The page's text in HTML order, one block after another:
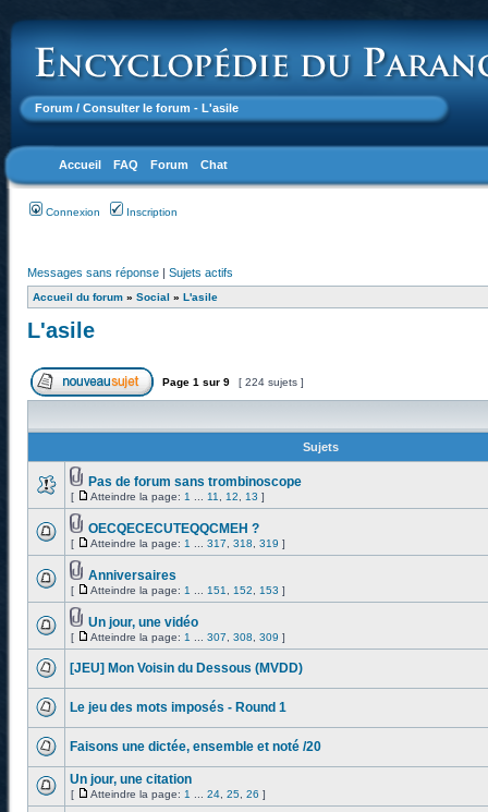
Forum / Consulter le forum - L'asile
Accueil FAQ Forum Chat
Connexion Inscription
Messages sans réponse | Sujets actifs
Accueil du forum » Social » L'asile
L'asile
Page 1 sur 9 [ 224 sujets ]
Sujets
Pas de forum sans trombinoscope
[ Atteindre la page: 1 11 12 13 ]
OECQECECUTEQQCMEH ?
[ Atteindre la page: 1 317 318 319 ]
Anniversaires
[ Atteindre la page: 1 151 152 153 ]
Un jour, une vidéo
[ Atteindre la page: 1 307 308 309 ]
[JEU] Mon Voisin du Dessous (MVDD)
Le jeu des mots imposés - Round 1
Faisons une dictée, ensemble et noté /20
Un jour, une citation
[ Atteindre la page: 1 24 25 26 ]